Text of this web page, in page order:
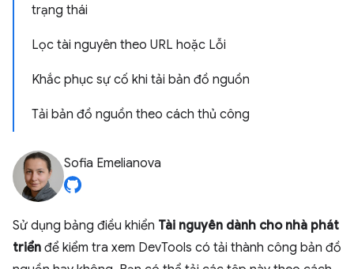
trạng thái
Lọc tài nguyên theo URL hoặc Lỗi
Khắc phục sự cố khi tải bản đồ nguồn
Tải bản đồ nguồn theo cách thủ công
Sofia Emelianova
Sử dụng bảng điều khiển Tài nguyên dành cho nhà phát
triển để kiểm tra xem DevTools có tải thành công bản đồ